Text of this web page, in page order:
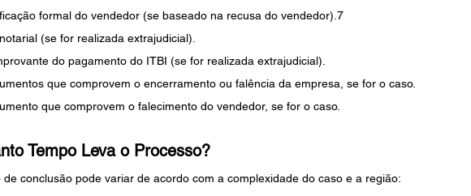
formal do vendedor (se baseado na recusa do vendedor).7
(se for realizada extrajudicial).
do pagamento do ITBI (se for realizada extrajudicial).
que comprovem o encerramento ou falência da empresa, se for o caso.
que comprovem o falecimento do vendedor, se for o caso.
Tempo Leva o Processo?
de conclusão pode variar de acordo com a complexidade do caso e a região: